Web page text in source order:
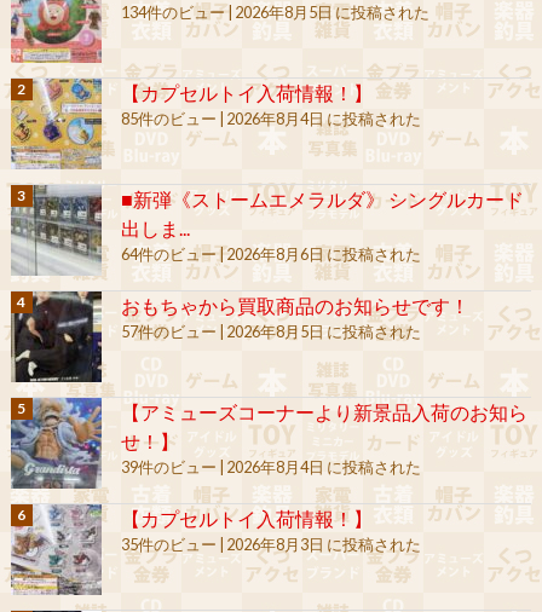
134件のビュー| 2026年8月5日 に投稿された
【カプセルトイ入荷情報！】
85件のビュー 2026年8月4日 に投稿された
■新弾《ストームエメラルダ》 シングルカード
出しま...
64件のビュー|2026年8月6日 に投稿された
おもちゃから買取商品のお知らせです！
57件のビュー 2026年8月5日 に投稿された
【アミューズコーナーより新景品入荷のお知ら
せ！】
39件のビュー 2026年8月4日 に投稿された
【カプセルトイ入荷情報！】
35件のビュー 2026年8月3日 に投稿された